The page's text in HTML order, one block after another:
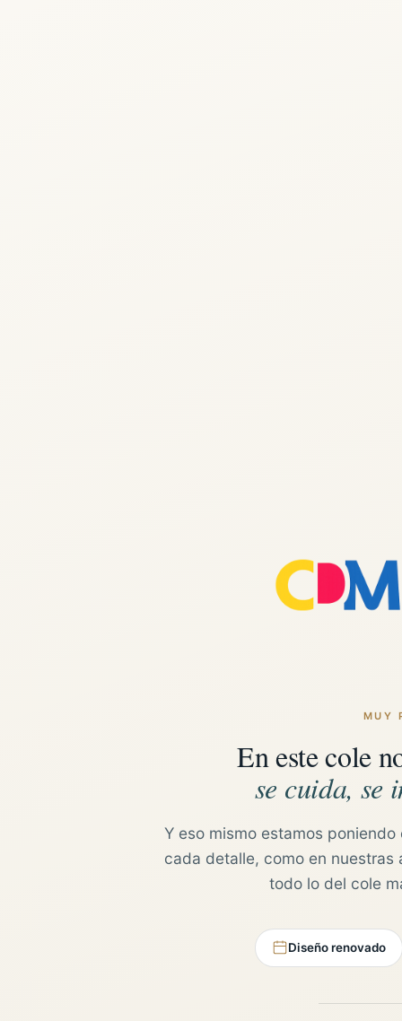
MUY
En este cole
se cuida, se
Y eso mismo estamos
cada detalle, como en nuestras
todo lo del cole
Diseño renovado